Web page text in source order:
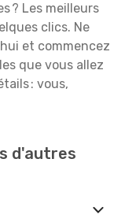
? Les meilleurs
clics. Ne
et commencez
que vous allez
: vous,
d'autres